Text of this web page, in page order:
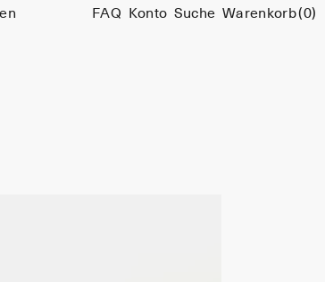
FAQ Konto Suche Warenkorb(0)